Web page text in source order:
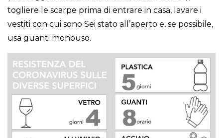
togliere le scarpe prima di entrare in casa, lavare i
vestiti con cui sono Sei stato all’aperto e, se possibile,
usa guanti monouso.